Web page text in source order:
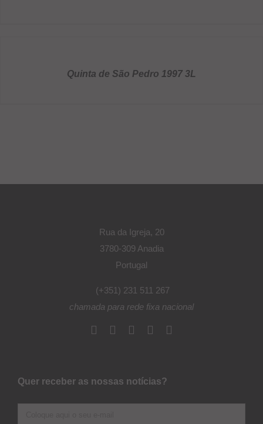
Quinta de São Pedro 1997 3L
Rua da Igreja, 20
3780-309 Anadia
Portugal
(+351) 231 511 267
chamada para rede fixa nacional
Quer receber as nossas notícias?